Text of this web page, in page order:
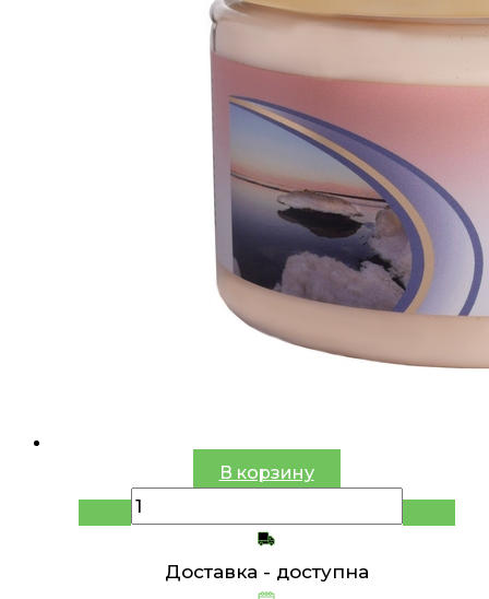
В корзину
Доставка - доступна